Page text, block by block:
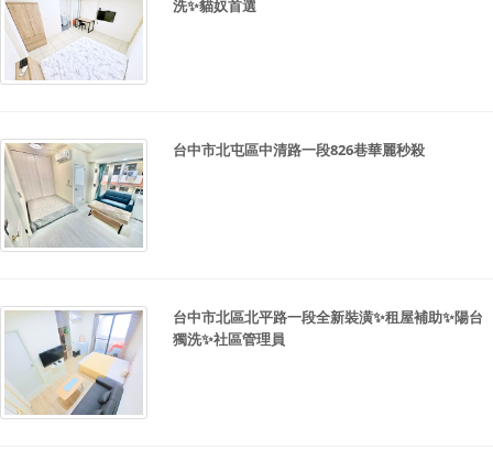
洗✨貓奴首選
台中市北屯區中清路一段826巷華麗秒殺
台中市北區北平路一段全新裝潢✨租屋補助✨陽台
獨洗✨社區管理員